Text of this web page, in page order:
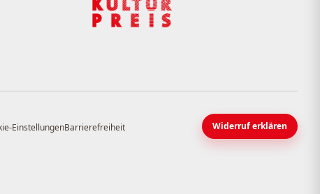
EinstellungenBarrierefreiheit Widerruf erklären